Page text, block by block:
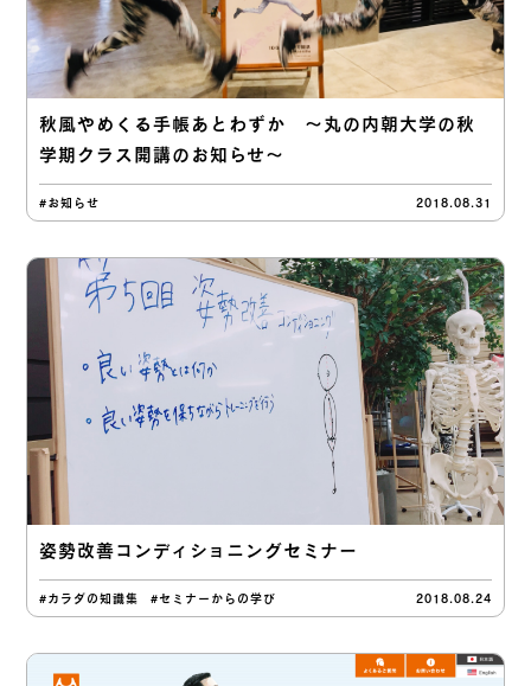
秋風やめくる手帳あとわずか 〜丸の内朝大学の秋
学期クラス開講のお知らせ〜
#お知らせ 2018.08.31
姿勢改善コンディショニングセミナー
#カラダの知識集 #セミナーからの学び 2018.08.24